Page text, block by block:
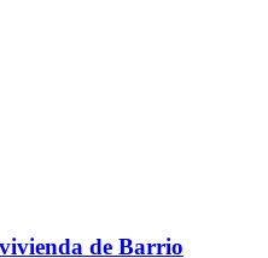
de Barrio